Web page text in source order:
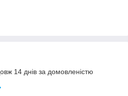
14 днів за домовленістю